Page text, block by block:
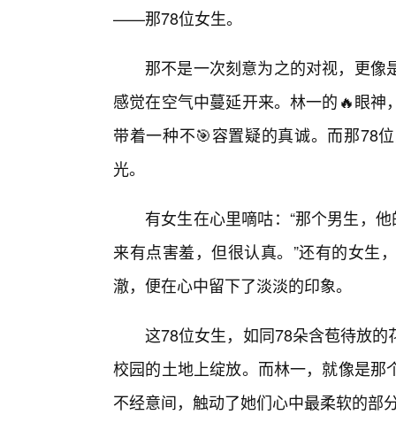
——那78位女生。
那不是一次刻意为之的对视，更
感觉在空气中蔓延开来。林一的🔥眼
带着一种不🎯容置疑的真诚。而那78
光。
有女生在心里嘀咕：“那个男生，
来有点害羞，但很认真。”还有的女生
澈，便在心中留下了淡淡的印象。
这78位女生，如同78朵含苞待放
校园的土地上绽放。而林一，就像是
不经意间，触动了她们心中最柔软的部